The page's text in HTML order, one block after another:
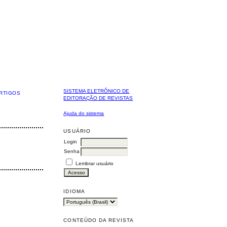
SISTEMA ELETRÔNICO DE
EDITORAÇÃO DE REVISTAS
Ajuda do sistema
USUÁRIO
Login
Senha
Lembrar usuário
IDIOMA
CONTEÚDO DA REVISTA